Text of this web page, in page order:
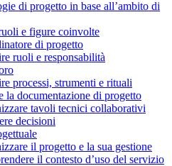
di progetto in base all’ambito di
e figure coinvolte
di progetto
ruoli e responsabilità
processi, strumenti e rituali
la documentazione di progetto
tavoli tecnici collaborativi
decisioni
il progetto e la sua gestione
il contesto d’uso del servizio